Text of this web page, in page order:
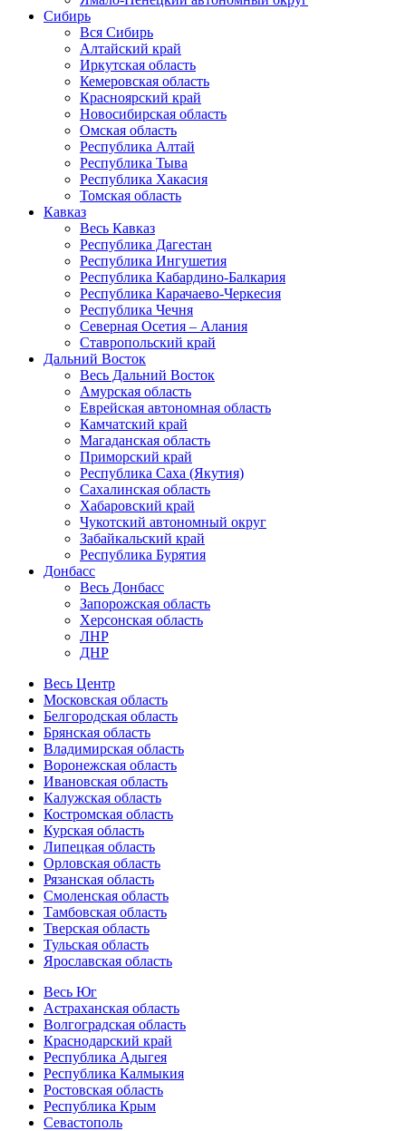
Сибирь
Вся Сибирь
Алтайский край
Иркутская область
Кемеровская область
Красноярский край
Новосибирская область
Омская область
Республика Алтай
Республика Тыва
Республика Хакасия
Томская область
Кавказ
Весь Кавказ
Республика Дагестан
Республика Ингушетия
Республика Кабардино-Балкария
Республика Карачаево-Черкесия
Республика Чечня
Северная Осетия – Алания
Ставропольский край
Дальний Восток
Весь Дальний Восток
Амурская область
Еврейская автономная область
Камчатский край
Магаданская область
Приморский край
Республика Саха (Якутия)
Сахалинская область
Хабаровский край
Чукотский автономный округ
Забайкальский край
Республика Бурятия
Донбасс
Весь Донбасс
Запорожская область
Херсонская область
ЛНР
ДНР
Весь Центр
Московская область
Белгородская область
Брянская область
Владимирская область
Воронежская область
Ивановская область
Калужская область
Костромская область
Курская область
Липецкая область
Орловская область
Рязанская область
Смоленская область
Тамбовская область
Тверская область
Тульская область
Ярославская область
Весь Юг
Астраханская область
Волгоградская область
Краснодарский край
Республика Адыгея
Республика Калмыкия
Ростовская область
Республика Крым
Севастополь